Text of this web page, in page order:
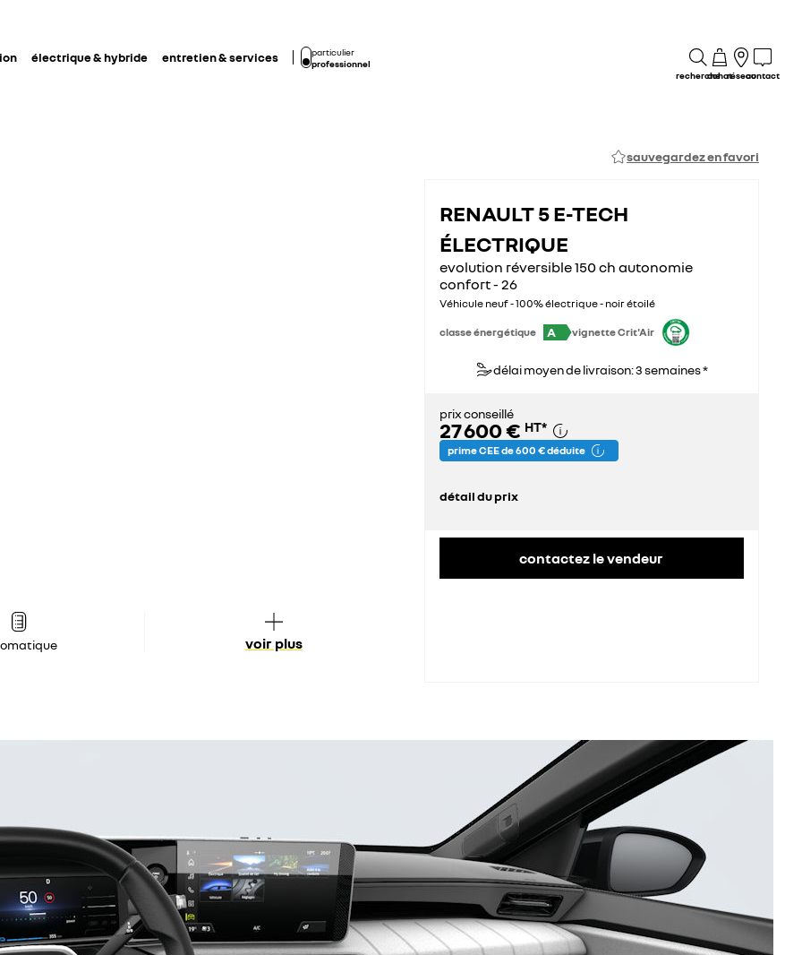
électrique & hybride entretien & services
particulier
professionnel
rechercheachatréseaucontact
sauvegardez en favori
voir plus
RENAULT 5 E-TECH
ÉLECTRIQUE
evolution réversible 150 ch autonomie
confort - 26
Véhicule neuf - 100% électrique - noir étoilé
classe énergétique A vignette Crit'Air
délai moyen de livraison: 3 semaines *
prix conseillé
27 600 € HT*
prime CEE de 600 € déduite
détail du prix
contactez le vendeur